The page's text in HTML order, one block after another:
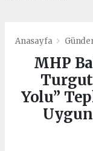
Anasayfa
MHP
Yolu”
Uygun